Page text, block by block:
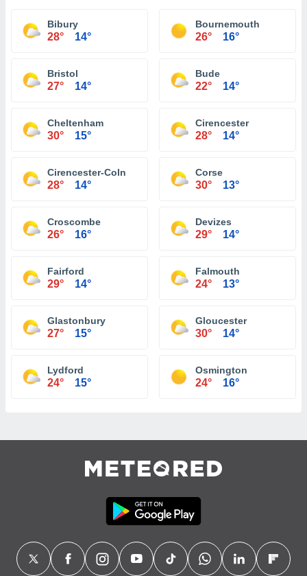
Bibury
28° 14°
Bournemouth
26° 16°
Bristol
27° 14°
Bude
22° 14°
Cheltenham
30° 15°
Cirencester
28° 14°
Cirencester-Coln
28° 14°
Corse
30° 13°
Croscombe
26° 16°
Devizes
29° 14°
Fairford
29° 14°
Falmouth
24° 13°
Glastonbury
27° 15°
Gloucester
30° 14°
Lydford
24° 15°
Osmington
24° 16°